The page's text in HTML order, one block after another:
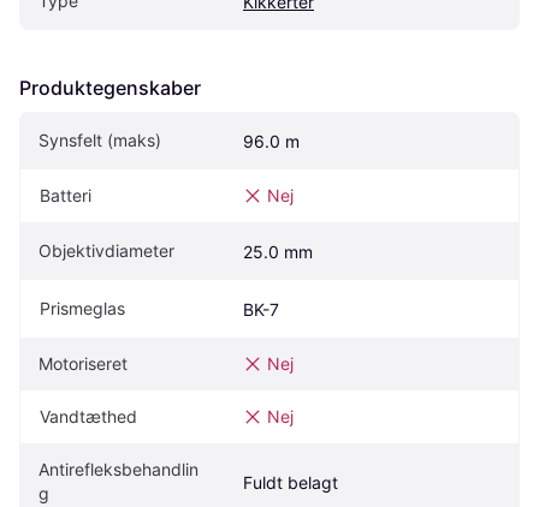
Produktegenskaber
Synsfelt (maks) 96.0 m
Batteri Nej
Objektivdiameter 25.0 mm
Prismeglas BK-7
Motoriseret Nej
Vandtæthed Nej
Antirefleksbehandlin
g
Fuldt belagt